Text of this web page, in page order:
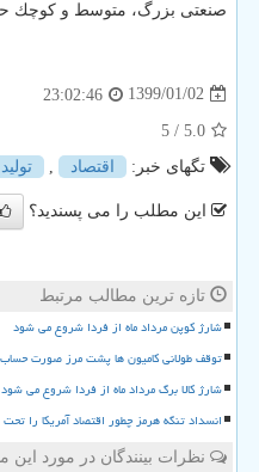
صنعتی بزرگ، متوسط و كوچك
1399/01/02
23:02:46
5.0
/ 5
تگهای خبر:
اقتصاد تولید
این مطلب را می پسندید؟
تازه ترین مطالب مرتبط
شارژ کوپن مرداد ماه از فردا شروع می شود
توقف طولانی کامیون ها پشت مرز صورت
شارژ کالا برگ مرداد ماه از فردا شروع می شود
انسداد تنگه هرمز چطور اقتصاد آمریکا را
نظرات بینندگان در مورد